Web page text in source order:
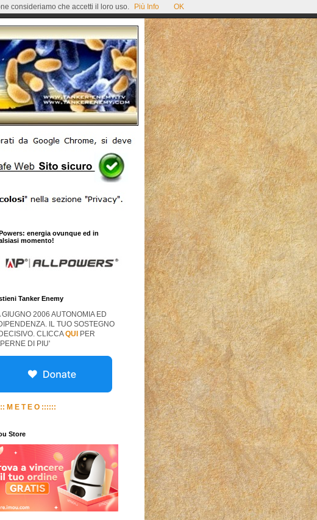
energia ovunque ed in
momento!
Tanker Enemy
GIUGNO 2006 AUTONOMIA ED
IL TUO SOSTEGNO
CLICCAQUI
PER
DI PIU'
M E T E O ::::::
Store
consideriamo che accetti il loro uso. Più Info OK